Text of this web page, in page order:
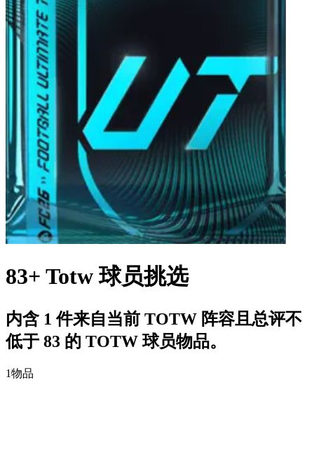
83+ Totw 球员挑选
内含 1 件来自当前 TOTW 阵容且总评不
低于 83 的 TOTW 球员物品。
1物品